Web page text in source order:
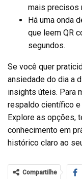
mais precisos
Há uma onda
que leem QR
segundos.
Se você quer
ansiedade do dia a
insights úteis. Para
respaldo científico
Explore as opções,
conhecimento em
histórico claro ao
Compartilhe